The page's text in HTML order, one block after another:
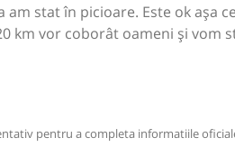
stat în picioare. Este ok așa
km vor coborât oameni și vom
pentru a completa informatiile